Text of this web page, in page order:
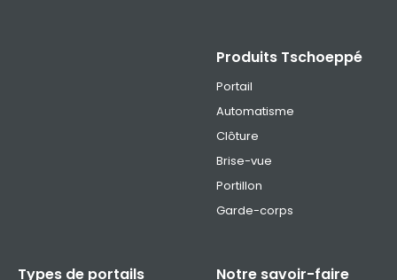
Produits Tschoeppé
Portail
Automatisme
Clôture
Brise-vue
Portillon
Garde-corps
Types de portails Notre savoir-faire